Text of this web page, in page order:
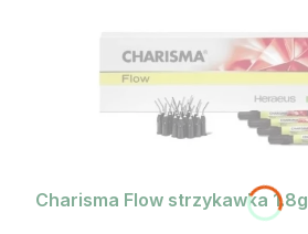
Charisma Flow strzykawka 1.8g